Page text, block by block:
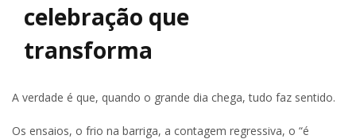
celebração que
transforma
A verdade é que, quando o grande dia chega, tudo faz sentido.
Os ensaios, o frio na barriga, a contagem regressiva, o “é